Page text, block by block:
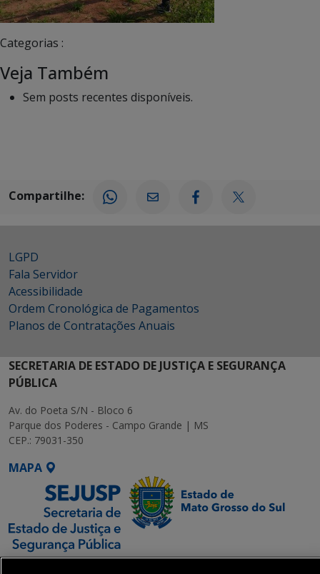
Categorias :
Veja Também
Sem posts recentes disponíveis.
Compartilhe:
LGPD
Fala Servidor
Acessibilidade
Ordem Cronológica de Pagamentos
Planos de Contratações Anuais
SECRETARIA DE ESTADO DE JUSTIÇA E SEGURANÇA
PÚBLICA
Av. do Poeta S/N - Bloco 6
Parque dos Poderes - Campo Grande | MS
CEP.: 79031-350
MAPA